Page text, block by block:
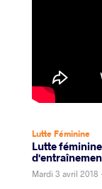
Lutte Féminine
Lutte
Mardi 3 avril 2018